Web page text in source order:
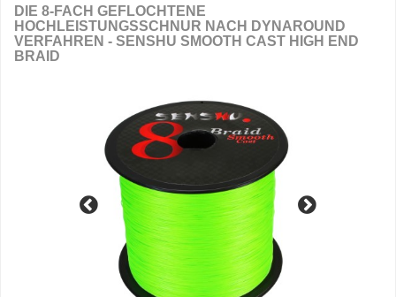
DIE 8-FACH GEFLOCHTENE
HOCHLEISTUNGSSCHNUR NACH DYNAROUND
VERFAHREN - SENSHU SMOOTH CAST HIGH END
BRAID